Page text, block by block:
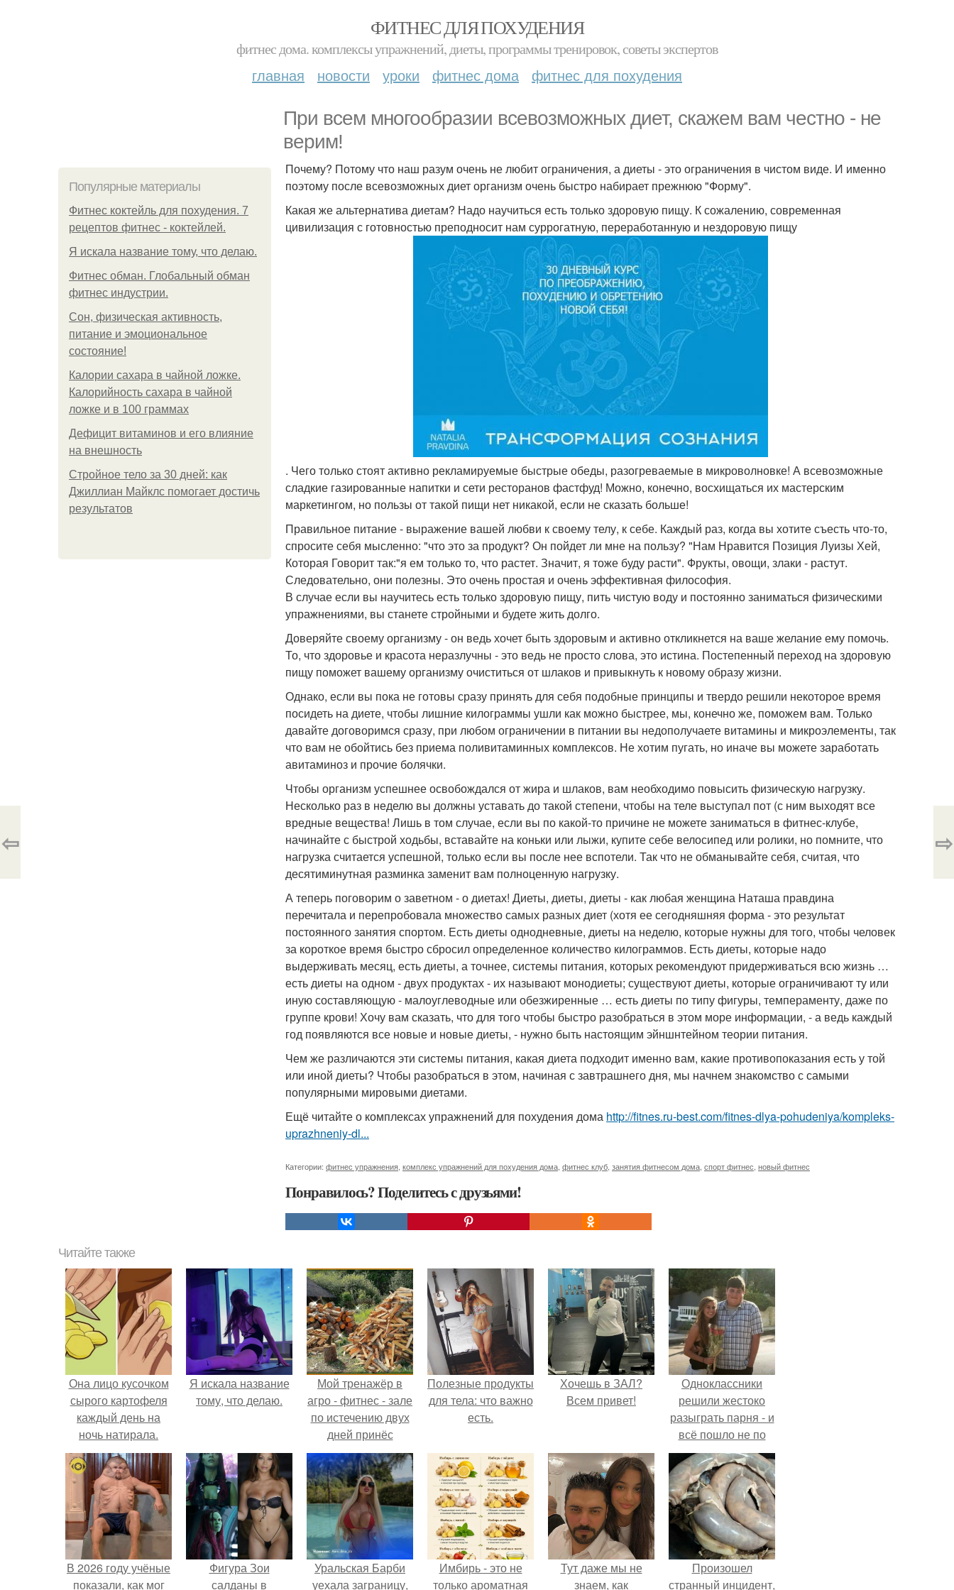
ФИТНЕС ДЛЯ ПОХУДЕНИЯ
фитнес дома. комплексы упражнений, диеты, программы тренировок, советы экспертов
главная новости уроки фитнес дома фитнес для похудения
При всем многообразии всевозможных диет, скажем вам честно - не
верим!
Популярные материалы
Фитнес коктейль для похудения. 7
рецептов фитнес - коктейлей.
Я искала название тому, что делаю.
Фитнес обман. Глобальный обман
фитнес индустрии.
Сон, физическая активность,
питание и эмоциональное
состояние!
Калории сахара в чайной ложке.
Калорийность сахара в чайной
ложке и в 100 граммах
Дефицит витаминов и его влияние
на внешность
Стройное тело за 30 дней: как
Джиллиан Майклс помогает достичь
результатов
Почему? Потому что наш разум очень не любит ограничения, а диеты - это ограничения в чистом виде. И именно
поэтому после всевозможных диет организм очень быстро набирает прежнюю "Форму".
Какая же альтернатива диетам? Надо научиться есть только здоровую пищу. К сожалению, современная
цивилизация с готовностью преподносит нам суррогатную, переработанную и нездоровую пищу
. Чего только стоят активно рекламируемые быстрые обеды, разогреваемые в микроволновке! А всевозможные
сладкие газированные напитки и сети ресторанов фастфуд! Можно, конечно, восхищаться их мастерским
маркетингом, но пользы от такой пищи нет никакой, если не сказать больше!
Правильное питание - выражение вашей любви к своему телу, к себе. Каждый раз, когда вы хотите съесть что-то,
спросите себя мысленно: "что это за продукт? Он пойдет ли мне на пользу? "Нам Нравится Позиция Луизы Хей,
Которая Говорит так:"я ем только то, что растет. Значит, я тоже буду расти". Фрукты, овощи, злаки - растут.
Следовательно, они полезны. Это очень простая и очень эффективная философия.
В случае если вы научитесь есть только здоровую пищу, пить чистую воду и постоянно заниматься физическими
упражнениями, вы станете стройными и будете жить долго.
Доверяйте своему организму - он ведь хочет быть здоровым и активно откликнется на ваше желание ему помочь.
То, что здоровье и красота неразлучны - это ведь не просто слова, это истина. Постепенный переход на здоровую
пищу поможет вашему организму очиститься от шлаков и привыкнуть к новому образу жизни.
Однако, если вы пока не готовы сразу принять для себя подобные принципы и твердо решили некоторое время
посидеть на диете, чтобы лишние килограммы ушли как можно быстрее, мы, конечно же, поможем вам. Только
давайте договоримся сразу, при любом ограничении в питании вы недополучаете витамины и микроэлементы, так
что вам не обойтись без приема поливитаминных комплексов. Не хотим пугать, но иначе вы можете заработать
авитаминоз и прочие болячки.
Чтобы организм успешнее освобождался от жира и шлаков, вам необходимо повысить физическую нагрузку.
Несколько раз в неделю вы должны уставать до такой степени, чтобы на теле выступал пот (с ним выходят все
вредные вещества! Лишь в том случае, если вы по какой-то причине не можете заниматься в фитнес-клубе,
начинайте с быстрой ходьбы, вставайте на коньки или лыжи, купите себе велосипед или ролики, но помните, что
нагрузка считается успешной, только если вы после нее вспотели. Так что не обманывайте себя, считая, что
десятиминутная разминка заменит вам полноценную нагрузку.
А теперь поговорим о заветном - о диетах! Диеты, диеты, диеты - как любая женщина Наташа правдина
перечитала и перепробовала множество самых разных диет (хотя ее сегодняшняя форма - это результат
постоянного занятия спортом. Есть диеты однодневные, диеты на неделю, которые нужны для того, чтобы человек
за короткое время быстро сбросил определенное количество килограммов. Есть диеты, которые надо
выдерживать месяц, есть диеты, а точнее, системы питания, которых рекомендуют придерживаться всю жизнь …
есть диеты на одном - двух продуктах - их называют монодиеты; существуют диеты, которые ограничивают ту или
иную составляющую - малоуглеводные или обезжиренные … есть диеты по типу фигуры, темпераменту, даже по
группе крови! Хочу вам сказать, что для того чтобы быстро разобраться в этом море информации, - а ведь каждый
год появляются все новые и новые диеты, - нужно быть настоящим эйншнтейном теории питания.
Чем же различаются эти системы питания, какая диета подходит именно вам, какие противопоказания есть у той
или иной диеты? Чтобы разобраться в этом, начиная с завтрашнего дня, мы начнем знакомство с самыми
популярными мировыми диетами.
Ещё читайте о комплексах упражнений для похудения дома http://fitnes.ru-best.com/fitnes-dlya-pohudeniya/kompleks-
uprazhneniy-dl...
Категории: фитнес упражнения комплекс упражнений для похудения дома фитнес клуб занятия фитнесом дома спорт фитнес новый фитнес
Понравилось? Поделитесь с друзьями!
⇦ ⇨
Читайте также
Она лицо кусочком
сырого картофеля
каждый день на
ночь натирала.
Я искала название
тому, что делаю.
Мой тренажёр в
агро - фитнес - зале
по истечению двух
дней принёс
ощутимый
результат.
Полезные продукты
для тела: что важно
есть.
Хочешь в ЗАЛ?
Всем привет!
Одноклассники
решили жестоко
разыграть парня - и
всё пошло не по
плану.
В 2026 году учёные
показали, как мог
Фигура Зои
салданы в
Уральская Барби
уехала заграницу,
Имбирь - это не
только ароматная
Тут даже мы не
знаем, как
Произошел
странный инцидент,